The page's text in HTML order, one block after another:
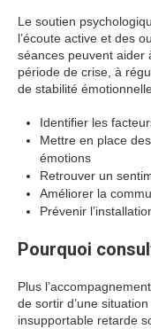
Le soutien
l’écoute active et des
séances peuvent aider
période de crise, à
de stabilité
Identifier les
Mettre en place
émotions
Retrouver un
Améliorer la
Prévenir
Pourquoi
Plus
de sortir d’une
insupportable retarde